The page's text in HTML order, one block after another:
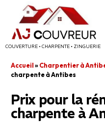
COUVERTURE • CHARPENTE • ZINGUERIE
Accueil»Charpentier à
charpente à Antibes
Prix pour la
charpente à